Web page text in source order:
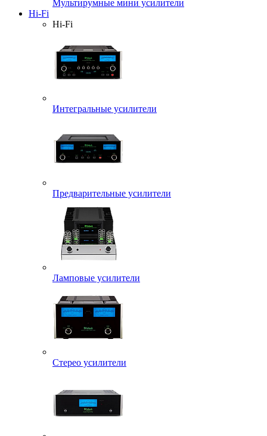
Мультирумные мини усилители
Hi-Fi
Hi-Fi
Интегральные усилители
Предварительные усилители
Ламповые усилители
Стерео усилители